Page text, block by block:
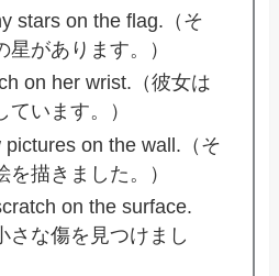
stars on the flag.（そ
があります。）
on her wrist.（彼女は
います。）
on the wall.（そ
描きました。）
on the surface.
さな傷を見つけまし